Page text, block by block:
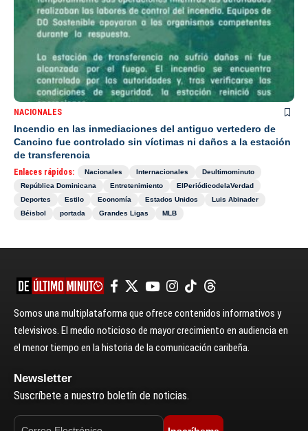
NACIONALES
Incendio en las inmediaciones del antiguo vertedero de
Cancino fue controlado sin víctimas ni daños a la estación
de transferencia
Enlaces rápidos: Nacionales Internacionales
Deultimominuto
República Dominicana
Entretenimiento
ElPeriódicodelaVerdad
Deportes
Estilo Economía Estados Unidos
Luis Abinader
Béisbol
portada Grandes Ligas MLB
Somos una multiplataforma que ofrece contenidos informativos y
televisivos. El medio noticioso de mayor crecimiento en audiencia en
el menor tiempo en la historia de la comunicación caribeña.
Newsletter
Suscríbete a nuestro boletín de noticias.